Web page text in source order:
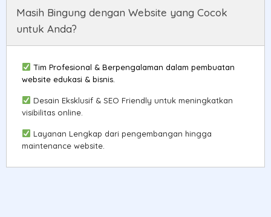
Masih Bingung dengan Website yang Cocok
untuk Anda?
Tim Profesional & Berpengalaman dalam pembuatan
website edukasi & bisnis.
Desain Eksklusif & SEO Friendly untuk meningkatkan
visibilitas online.
Layanan Lengkap dari pengembangan hingga
maintenance website.